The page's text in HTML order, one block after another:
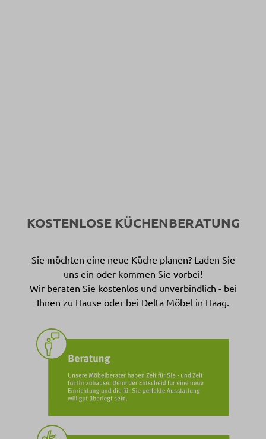
KOSTENLOSE KÜCHENBERATUNG
Sie möchten eine neue Küche planen? Laden Sie
uns ein oder kommen Sie vorbei!
Wir beraten Sie kostenlos und unverbindlich - bei
Ihnen zu Hause oder bei Delta Möbel in Haag.